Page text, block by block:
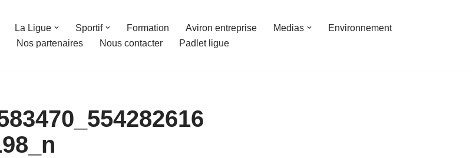
La Ligue Sportif Formation Aviron entreprise Medias
Environnement
Nos partenaires Nous contacter Padlet ligue